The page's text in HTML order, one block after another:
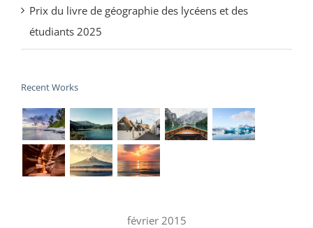
Prix du livre de géographie des lycéens et des
étudiants 2025
Recent Works
février 2015